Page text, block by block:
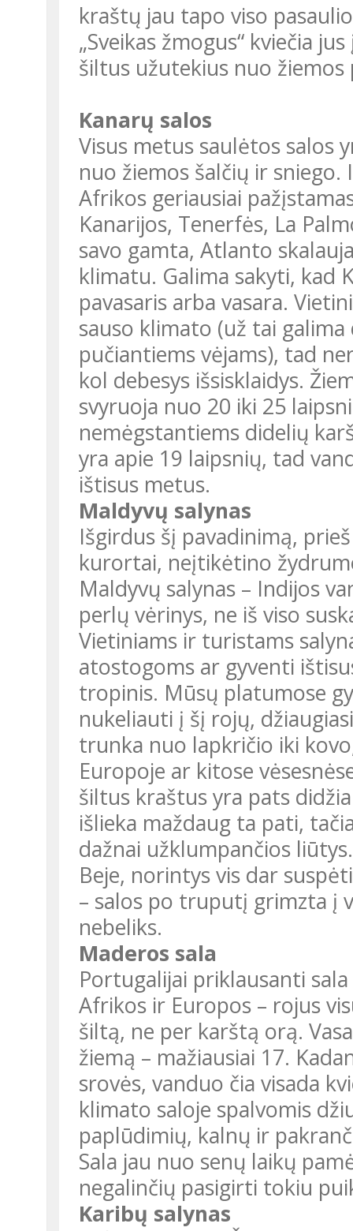
kraštų jau tapo viso
„Sveikas žmogus“ kviečia
šiltus užutekius nuo žiemos
Kanarų salos
Visus metus saulėtos salos
nuo žiemos šalčių ir
Afrikos geriausiai
Kanarijos, Tenerfės, La
savo gamta, Atlanto
klimatu. Galima sakyti, kad
pavasaris arba vasara.
sauso klimato (už tai
pučiantiems vėjams), tad
kol debesys išsisklaidys.
svyruoja nuo 20 iki 25
nemėgstantiems didelių
yra apie 19 laipsnių, tad
ištisus metus.
Maldyvų salynas
Išgirdus šį pavadinimą,
kurortai, neįtikėtino
Maldyvų salynas – Indijos
perlų vėrinys, ne iš viso
Vietiniams ir turistams
atostogoms ar gyventi
tropinis. Mūsų platumose
nukeliauti į šį rojų,
trunka nuo lapkričio iki
Europoje ar kitose
šiltus kraštus yra pats
išlieka maždaug ta pati,
dažnai užklumpančios liūtys.
Beje, norintys vis dar
– salos po truputį grimzta į
nebeliks.
Maderos sala
Portugalijai priklausanti
Afrikos ir Europos – rojus
šiltą, ne per karštą orą.
žiemą – mažiausiai 17.
srovės, vanduo čia visada
klimato saloje spalvomis
paplūdimių, kalnų ir
Sala jau nuo senų laikų
negalinčių pasigirti tokiu
Karibų salynas